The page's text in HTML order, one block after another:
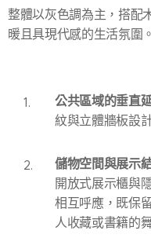
整體以灰色調為主，搭配
暖且具現代感的生活氛圍。
公共區域的垂直
紋與立體牆板
儲物空間與展示
開放式展示櫃與
相互呼應，既保
人收藏